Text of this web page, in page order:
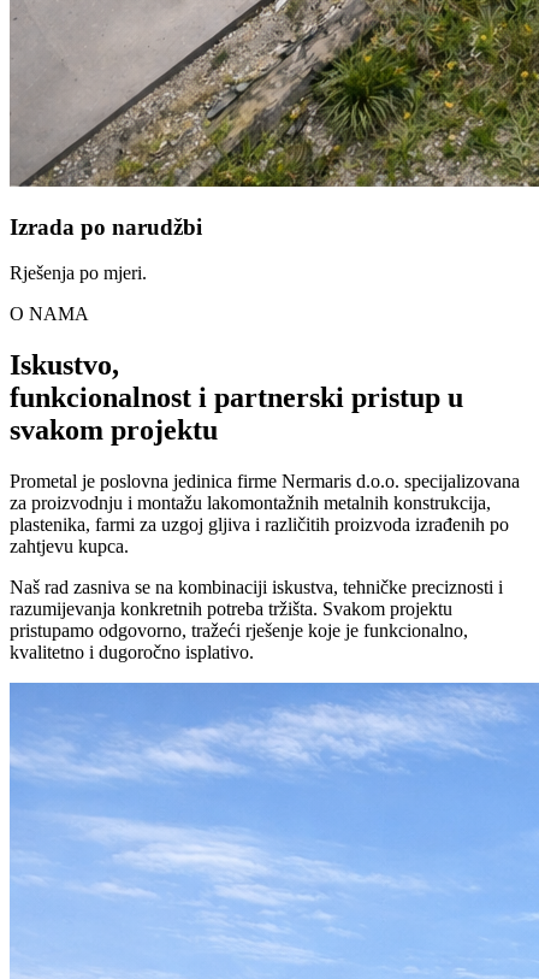
Izrada po narudžbi
Rješenja po mjeri.
O NAMA
Iskustvo,
funkcionalnost i partnerski pristup u
svakom projektu
Prometal je poslovna jedinica firme Nermaris d.o.o. specijalizovana
za proizvodnju i montažu lakomontažnih metalnih konstrukcija,
plastenika, farmi za uzgoj gljiva i različitih proizvoda izrađenih po
zahtjevu kupca.
Naš rad zasniva se na kombinaciji iskustva, tehničke preciznosti i
razumijevanja konkretnih potreba tržišta. Svakom projektu
pristupamo odgovorno, tražeći rješenje koje je funkcionalno,
kvalitetno i dugoročno isplativo.